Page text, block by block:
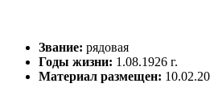
Звание: рядовая
Годы жизни: 1.08.1926 г.
Материал размещен: